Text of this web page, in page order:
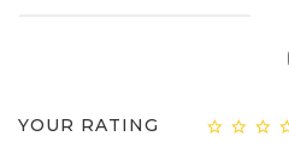
YOUR RATING